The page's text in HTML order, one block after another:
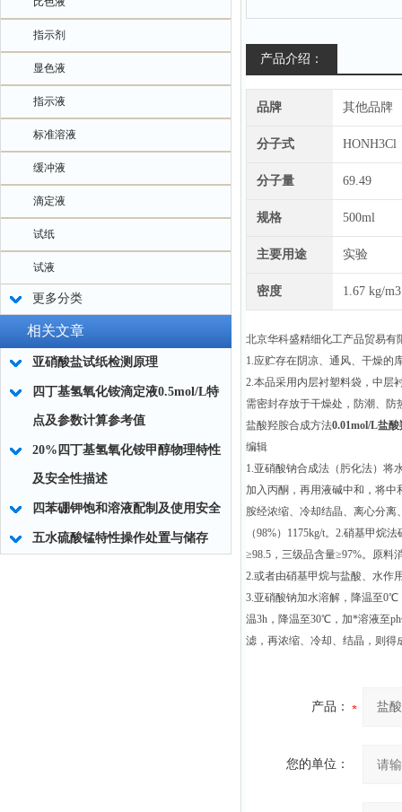
指示剂
显色液
指示液
标准溶液
缓冲液
滴定液
试纸
试液
更多分类
相关文章
亚硝酸盐试纸检测原理
四丁基氢氧化铵滴定液0.5mol/L特
点及参数计算参考值
20%四丁基氢氧化铵甲醇物理特性
及安全性描述
四苯硼钾饱和溶液配制及使用安全
五水硫酸锰特性操作处置与储存
产品介绍：
品牌 其他品牌
分子式 HONH3Cl
分子量 69.49
规格 500ml
主要用途 实验
密度 1.67 kg/m3
北京华科盛精细化工产品贸易有
1.应贮存在阴凉、通风、干燥的
2.本品采用内层衬塑料袋，中层
需密封存放于干燥处，防潮、防
盐酸羟胺合成方法0.01mol/L盐酸
编辑
1.亚硝酸钠合成法（肟化法）将
加入丙酮，再用液碱中和，将中
胺经浓缩、冷却结晶、离心分离
（98%）1175kg/t。2.硝基甲烷
≥98.5，三级品含量≥97%。原料
2.或者由硝基甲烷与盐酸、水作
3.亚硝酸钠加水溶解，降温至0℃
温3h，降温至30℃，加*溶液至
滤，再浓缩、冷却、结晶，则得
产品：
您的单位：